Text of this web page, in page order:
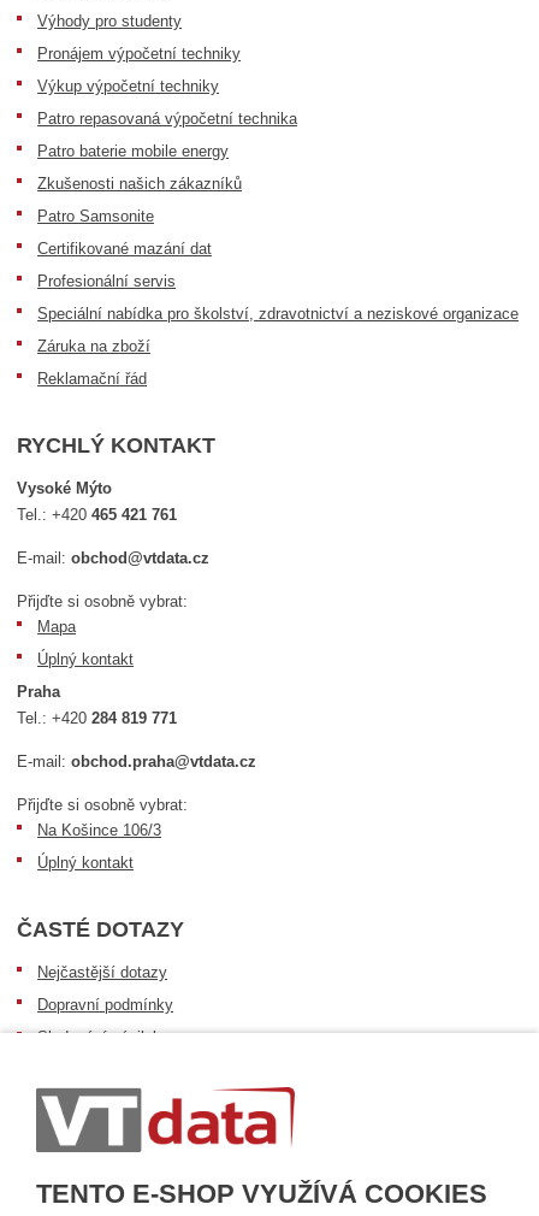
TENTO E-SHOP VYUŽÍVÁ COOKIES
Výhody pro studenty
Pronájem výpočetní techniky
Výkup výpočetní techniky
Patro repasovaná výpočetní technika
Patro baterie mobile energy
Zkušenosti našich zákazníků
Patro Samsonite
Certifikované mazání dat
Profesionální servis
Speciální nabídka pro školství, zdravotnictví a neziskové organizace
Záruka na zboží
Reklamační řád
RYCHLÝ KONTAKT
Vysoké Mýto
Tel.:+420465 421 761
E-mail:obchod@vtdata.cz
Přijďte si osobně vybrat:
Mapa
Úplný kontakt
Praha
Tel.:+420284 819 771
E-mail:obchod.praha@vtdata.cz
Přijďte si osobně vybrat:
Na Košince 106/3
Úplný kontakt
ČASTÉ DOTAZY
Nejčastější dotazy
Dopravní podmínky
Sledování zásilek
Informace k dostupnosti zboží
Obecné informace